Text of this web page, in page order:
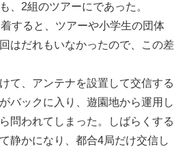
、2組のツアーにであった。
すると、ツアーや小学生の団体
はだれもいなかったので、この差
て、アンテナを設置して交信する
バックに入り、遊園地から運用し
問われてしまった。しばらくする
静かになり、都合4局だけ交信し